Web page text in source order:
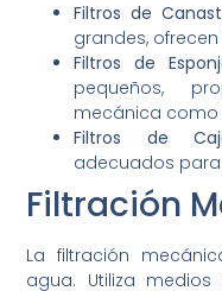
Filtros de
grandes,
Filtros de
pequeños,
mecánica como
Filtros de
adecuados
Filtración
La filtración
agua. Utiliza